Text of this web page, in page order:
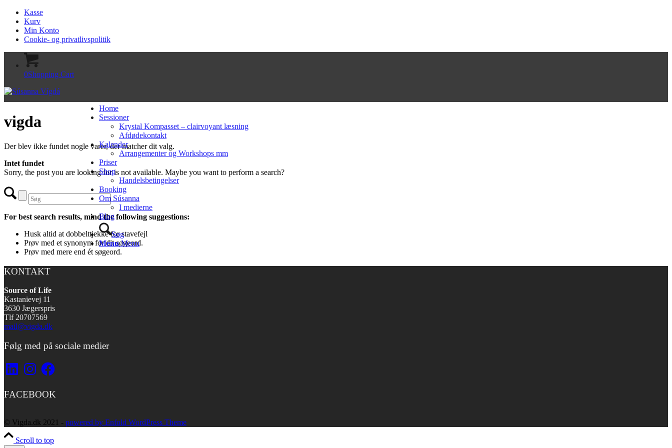
Kasse
Kurv
Min Konto
Cookie- og privatlivspolitik
0Shopping Cart
Home
Sessioner
Krystal Kompasset – clairvoyant læsning
Afdødekontakt
Kalender
Arrangementer og Workshops mm
Priser
Shop
Handelsbetingelser
Booking
Om Súsanna
I medierne
Blog
Søg
Menu Menu
vigda
Der blev ikke fundet nogle varer, der matcher dit valg.
Intet fundet
Sorry, the post you are looking for is not available. Maybe you want to perform a search?
For best search results, mind the following suggestions:
Husk altid at dobbelttjekke for stavefejl
Prøv med et synonym for dit søgeord.
Prøv med mere end ét søgeord.
KONTAKT
Source of Life
Kastanievej 11
3630 Jægerspris
Tlf 20707569
mail@vigda.dk
Følg med på sociale medier
LinkedInInstagramFacebook
FACEBOOK
© Vigda.dk 2021 - powered by Enfold WordPress Theme
Scroll to top